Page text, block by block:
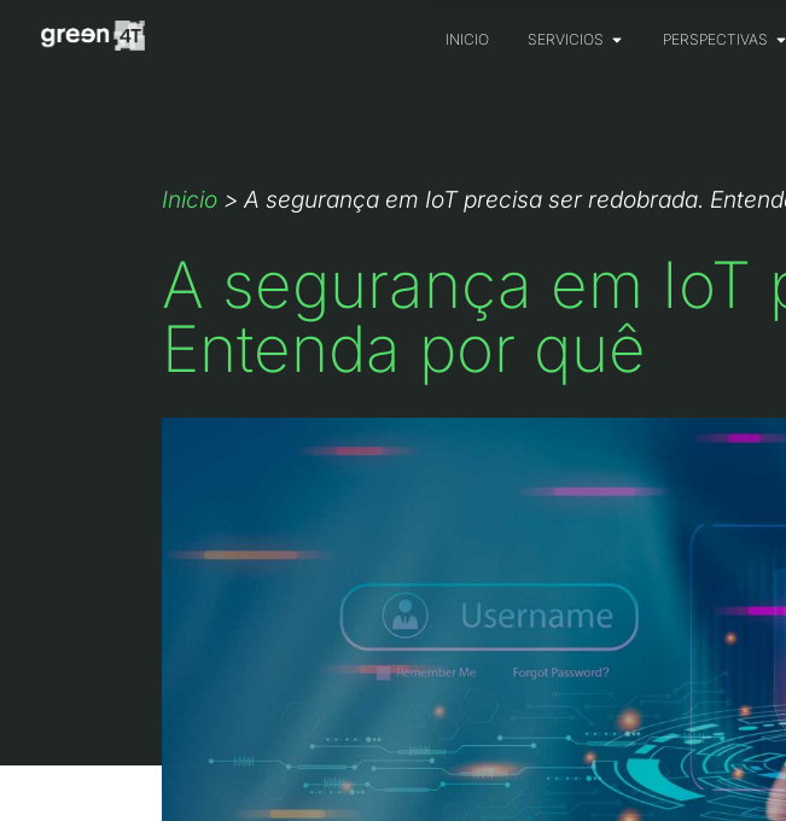
INICIO SERVICIOS PERSPECTIVAS
Inicio >A segurança em IoT precisa ser redobrada.
A segurança em IoT
Entenda por quê